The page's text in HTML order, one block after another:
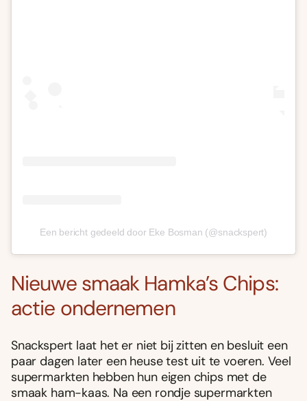
Een bericht gedeeld door Eke Bosman (@snackspert)
Nieuwe smaak Hamka’s Chips:
actie ondernemen
Snackspert laat het er niet bij zitten en besluit een
paar dagen later een heuse test uit te voeren. Veel
supermarkten hebben hun eigen chips met de
smaak ham-kaas. Na een rondje supermarkten